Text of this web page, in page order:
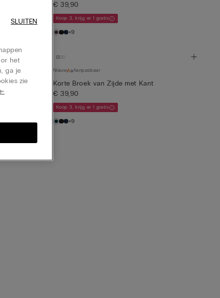
€ 39,90
Koop 3, krijg er 1 gratis
+9
Nieuw Aanpasbaar
Korte Broek van Zijde met Kant
€ 39,90
Koop 3, krijg er 1 gratis
+9
het
ga je
zie
SLUITEN